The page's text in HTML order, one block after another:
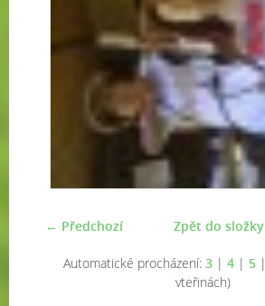
← Předchozí Zpět do složky
Automatické procházení: 3 | 4 | 5 |
vteřinách)